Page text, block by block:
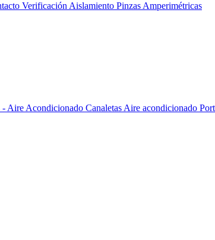
Verificación Aislamiento Pinzas Amperimétricas
- Aire Acondicionado Canaletas Aire acondicionado